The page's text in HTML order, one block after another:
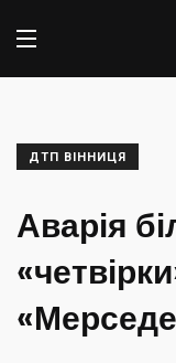
ДТП ВІННИЦЯ
Аварія